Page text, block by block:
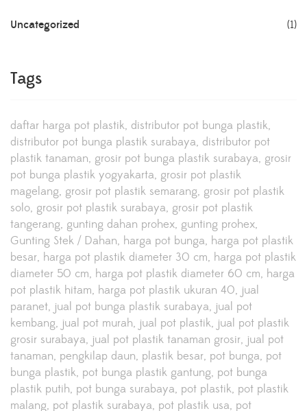
Uncategorized (1)
Tags
daftar harga pot plastik distributor pot bunga plastik
distributor pot bunga plastik surabaya distributor pot
plastik tanaman grosir pot bunga plastik surabaya grosir
pot bunga plastik yogyakarta grosir pot plastik
magelang grosir pot plastik semarang grosir pot plastik
solo grosir pot plastik surabaya grosir pot plastik
tangerang gunting dahan prohex gunting prohex
Gunting Stek / Dahan harga pot bunga harga pot plastik
besar harga pot plastik diameter 30 cm harga pot plastik
diameter 50 cm harga pot plastik diameter 60 cm harga
pot plastik hitam harga pot plastik ukuran 40 jual
paranet jual pot bunga plastik surabaya jual pot
kembang jual pot murah jual pot plastik jual pot plastik
grosir surabaya jual pot plastik tanaman grosir jual pot
tanaman pengkilap daun plastik besar pot bunga pot
bunga plastik pot bunga plastik gantung pot bunga
plastik putih pot bunga surabaya pot plastik pot plastik
malang pot plastik surabaya pot plastik usa pot